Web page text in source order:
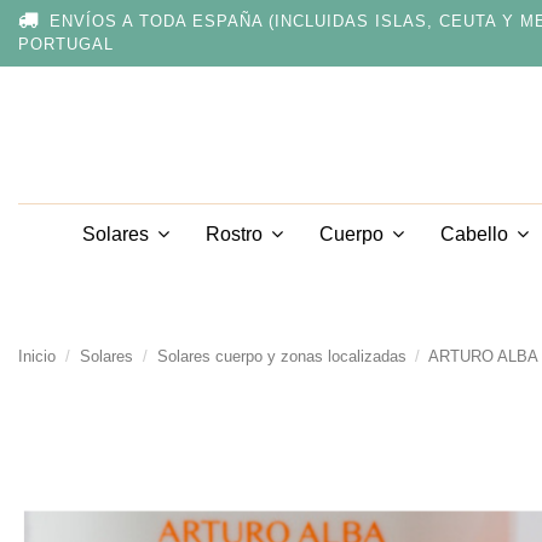
Nota:
este
sitio
visual
ENVÍOS A TODA ESPAÑA (INCLUIDAS ISLAS, CEUTA Y
PORTUGAL
Solares Rostro Cuerpo Cabello
Inicio Solares Solares cuerpo y zonas localizadas ARTURO